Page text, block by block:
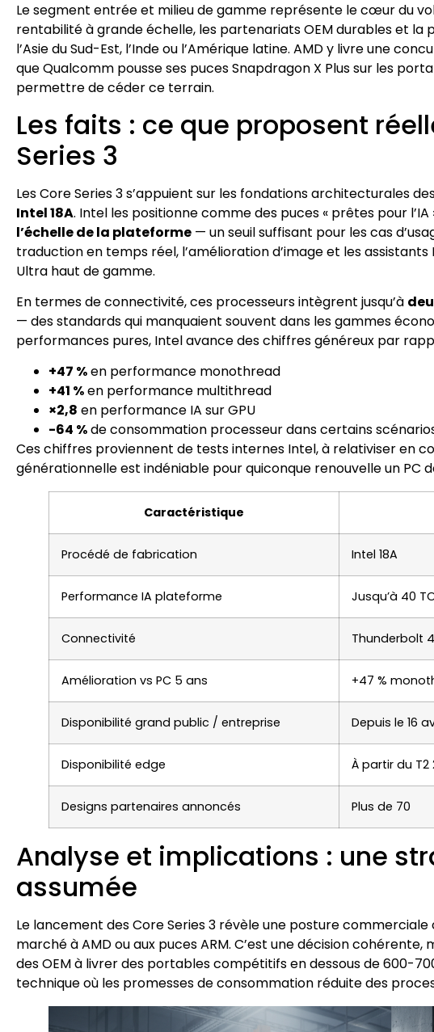
Le segment entrée et milieu de gamme représente le cœur du
rentabilité à grande échelle, les partenariats OEM durables et
l’Asie du Sud-Est, l’Inde ou l’Amérique latine. AMD y livre une
que Qualcomm pousse ses puces Snapdragon X Plus sur les
permettre de céder ce terrain.
Les faits : ce que proposent
Series 3
Les Core Series 3 s’appuient sur les fondations architecturales
Intel 18A. Intel les positionne comme des puces « prêtes pour l’IA
l’échelle de la plateforme — un seuil suffisant pour les cas
traduction en temps réel, l’amélioration d’image et les
Ultra haut de gamme.
En termes de connectivité, ces processeurs intègrent jusqu’à
— des standards qui manquaient souvent dans les gammes
performances pures, Intel avance des chiffres généreux par
+47 %en performance monothread
+41 %en performance multithread
×2,8 en performance IA sur GPU
-64 %de consommation processeur dans certains
Ces chiffres proviennent de tests internes Intel, à relativiser en
générationnelle est indéniable pour quiconque renouvelle un PC
Caractéristique
Procédé de fabrication Intel 18A
Performance IA plateforme Jusqu’à 40
Connectivité Thunderbolt
Amélioration vs PC 5 ans +47 %
Disponibilité grand public / entreprise Depuis le 16
Disponibilité edge À partir du T2
Designs partenaires annoncés Plus de 70
Analyse et implications : une
assumée
Le lancement des Core Series 3 révèle une posture
marché à AMD ou aux puces ARM. C’est une décision
des OEM à livrer des portables compétitifs en dessous de 600-
technique où les promesses de consommation réduite des